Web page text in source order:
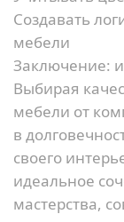
Создавать
мебели
Заключение:
Выбирая
мебели от
в
своего
идеальное
мастерства,